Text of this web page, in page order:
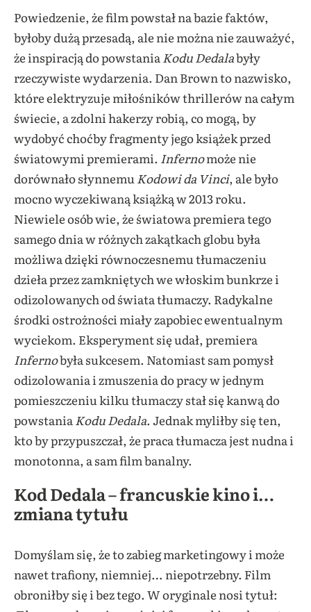
Powiedzenie, że film powstał na bazie faktów,
byłoby dużą przesadą, ale nie można nie zauważyć,
że inspiracją do powstaniaKodu Dedalabyły
rzeczywiste wydarzenia. Dan Brown to nazwisko,
które elektryzuje miłośników thrillerów na całym
świecie, a zdolni hakerzy robią, co mogą, by
wydobyć choćby fragmenty jego książek przed
światowymi premierami. Infernomoże nie
dorównało słynnemuKodowi da Vinci, ale było
mocno wyczekiwaną książką w 2013 roku.
Niewiele osób wie, że światowa premiera tego
samego dnia w różnych zakątkach globu była
możliwa dzięki równoczesnemu tłumaczeniu
dzieła przez zamkniętych we włoskim bunkrze i
odizolowanych od świata tłumaczy. Radykalne
środki ostrożności miały zapobiec ewentualnym
wyciekom. Eksperyment się udał, premiera
Infernobyła sukcesem. Natomiast sam pomysł
odizolowania i zmuszenia do pracy w jednym
pomieszczeniu kilku tłumaczy stał się kanwą do
powstaniaKodu Dedala. Jednak myliłby się ten,
kto by przypuszczał, że praca tłumacza jest nudna i
monotonna, a sam film banalny.
Kod Dedala – francuskie kino i…
zmiana tytułu
Domyślam się, że to zabieg marketingowy i może
nawet trafiony, niemniej… niepotrzebny. Film
obroniłby się i bez tego. W oryginale nosi tytuł: